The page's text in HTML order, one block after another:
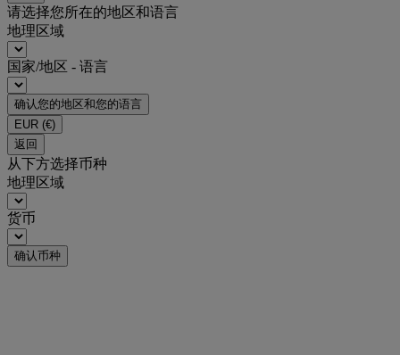
请选择您所在的地区和语言
地理区域
国家/地区 - 语言
确认您的地区和您的语言
EUR (€)
返回
从下方选择币种
地理区域
货币
确认币种